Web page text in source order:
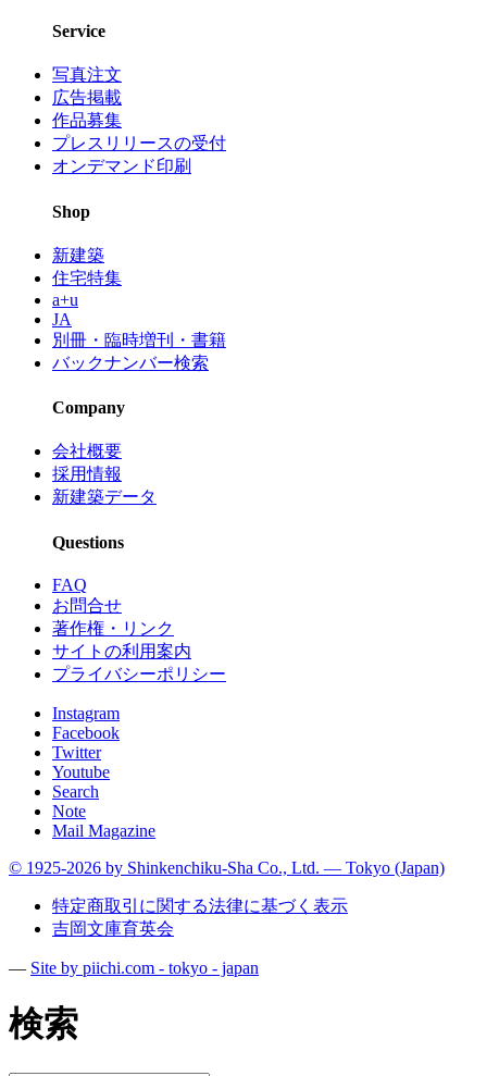
Service
写真注文
広告掲載
作品募集
プレスリリースの受付
オンデマンド印刷
Shop
新建築
住宅特集
a+u
JA
別冊・臨時増刊・書籍
バックナンバー検索
Company
会社概要
採用情報
新建築データ
Questions
FAQ
お問合せ
著作権・リンク
サイトの利用案内
プライバシーポリシー
Instagram
Facebook
Twitter
Youtube
Search
Note
Mail Magazine
© 1925-2026 by Shinkenchiku-Sha Co., Ltd. — Tokyo (Japan)
特定商取引に関する法律に基づく表示
吉岡文庫育英会
— Site by piichi.com - tokyo - japan
検索